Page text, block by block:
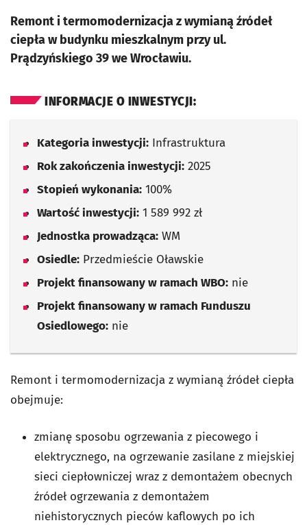
Remont i termomodernizacja z wymianą źródeł
ciepła w budynku mieszkalnym przy ul.
Prądzyńskiego 39 we Wrocławiu.
INFORMACJE O INWESTYCJI:
Kategoria inwestycji: Infrastruktura
Rok zakończenia inwestycji: 2025
Stopień wykonania: 100%
Wartość inwestycji: 1 589 992 zł
Jednostka prowadząca: WM
Osiedle: Przedmieście Oławskie
Projekt finansowany w ramach WBO: nie
Projekt finansowany w ramach Funduszu
Osiedlowego: nie
Remont i termomodernizacja z wymianą źródeł ciepła
obejmuje:
zmianę sposobu ogrzewania z piecowego i
elektrycznego, na ogrzewanie zasilane z miejskiej
sieci ciepłowniczej wraz z demontażem obecnych
źródeł ogrzewania z demontażem
niehistorycznych pieców kaflowych po ich